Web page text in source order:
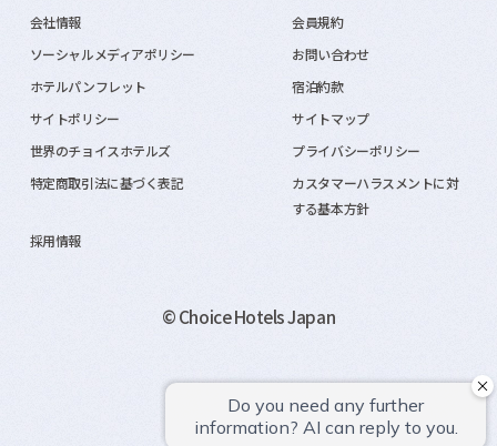
会社情報
会員規約
ソーシャルメディアポリシー
お問い合わせ
ホテルパンフレット
宿泊約款
サイトポリシー
サイトマップ
世界のチョイスホテルズ
プライバシーポリシー
特定商取引法に基づく表記
カスタマーハラスメントに対
する基本方針
採用情報
© Choice Hotels Japan